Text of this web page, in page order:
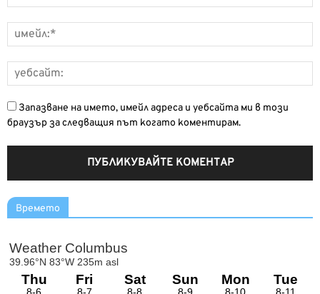
Запазване на името, имейл адреса и уебсайта ми в този
браузър за следващия път когато коментирам.
Времето